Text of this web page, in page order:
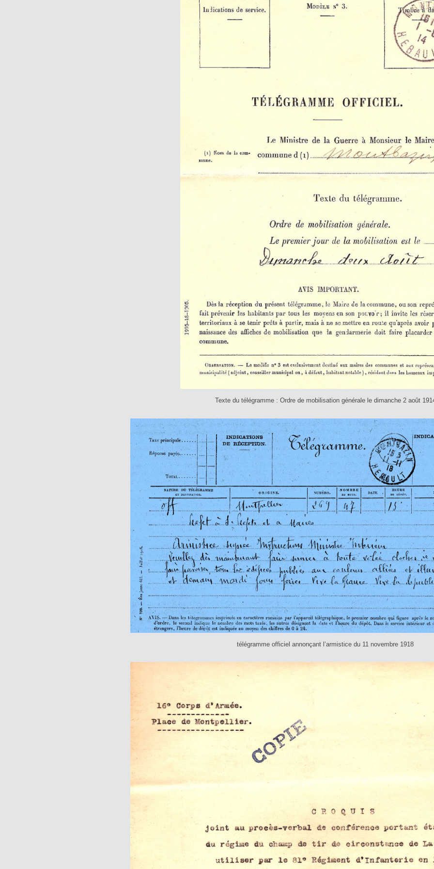
Texte du télégramme : Ordre de mobilisation générale le dimanche 2 août
télégramme officiel annonçant l’armistice du 11 novembre 1918